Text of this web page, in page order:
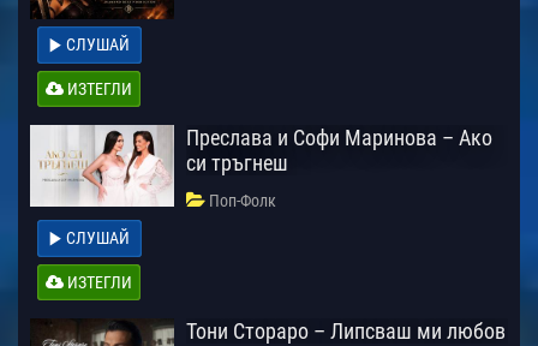
СЛУШАЙ
ИЗТЕГЛИ
Преслава и Софи Маринова – Ако
си тръгнеш
Поп-Фолк
СЛУШАЙ
ИЗТЕГЛИ
Тони Стораро – Липсваш ми любов